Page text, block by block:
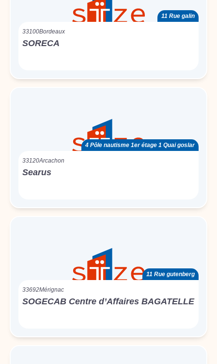
11 Rue galin
33100Bordeaux
SORECA
4 Pôle nautisme 1er étage 1 Quai goslar
33120Arcachon
Searus
11 Rue gutenberg
33692Mérignac
SOGECAB Centre d’Affaires BAGATELLE